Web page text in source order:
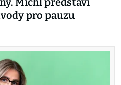
pro pauzu